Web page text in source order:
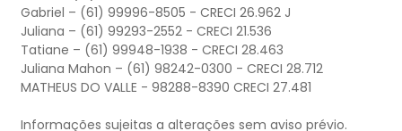
Gabriel – (61) 99996-8505 - CRECI 26.962 J
Juliana – (61) 99293-2552 - CRECI 21.536
Tatiane – (61) 99948-1938 - CRECI 28.463
Juliana Mahon – (61) 98242-0300 - CRECI 28.712
MATHEUS DO VALLE - 98288-8390 CRECI 27.481
Informações sujeitas a alterações sem aviso prévio.